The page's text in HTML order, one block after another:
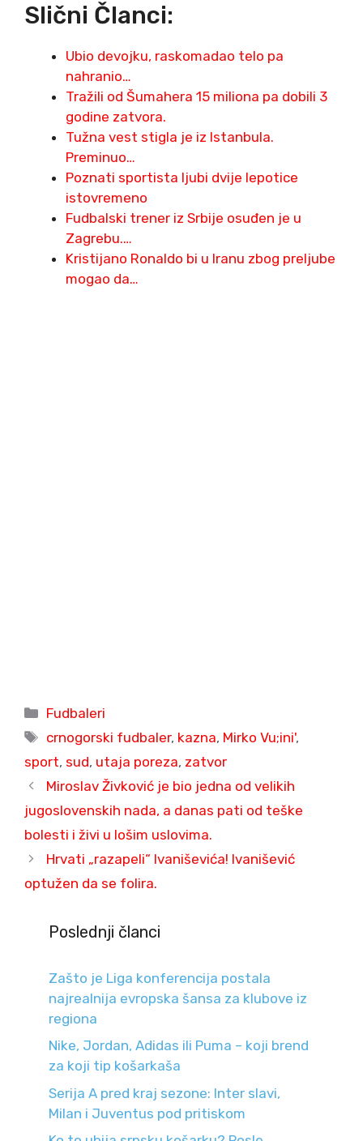
Slični Članci:
Ubio devojku, raskomadao telo pa
nahranio…
Tražili od Šumahera 15 miliona pa dobili 3
godine zatvora.
Tužna vest stigla je iz Istanbula.
Preminuo…
Poznati sportista ljubi dvije lepotice
istovremeno
Fudbalski trener iz Srbije osuđen je u
Zagrebu.…
Kristijano Ronaldo bi u Iranu zbog preljube
mogao da…
Categories
Fudbaleri
Tags
crnogorski fudbaler, kazna, Mirko Vu;ini',
sport, sud, utaja poreza, zatvor
Miroslav Živković je bio jedna od velikih
jugoslovenskih nada, a danas pati od teške
bolesti i živi u lošim uslovima.
Hrvati „razapeli“ Ivaniševića! Ivanišević
optužen da se folira.
Poslednji članci
Zašto je Liga konferencija postala
najrealnija evropska šansa za klubove iz
regiona
Nike, Jordan, Adidas ili Puma – koji brend
za koji tip košarkaša
Serija A pred kraj sezone: Inter slavi,
Milan i Juventus pod pritiskom